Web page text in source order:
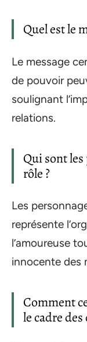
Quel est le
Le message
de pouvoir
soulignant
relations.
Qui sont
rôle ?
Les
représente
l’amoureuse
innocente des
Comment
le cadre